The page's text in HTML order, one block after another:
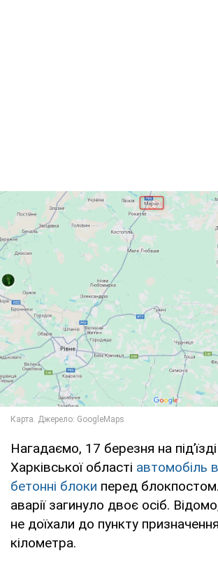
Нагадаємо, 17 березня на
Харківської області автомобіль
бетонні блоки перед
аварії загинуло двоє осіб.
не доїхали до пункту
кілометра.